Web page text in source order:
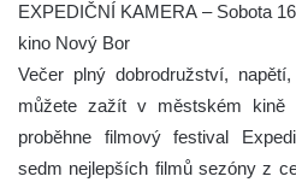
EXPEDIČNÍ KAMERA – Sobota
kino Nový Bor
Večer plný dobrodružství,
můžete zažít v městském
proběhne filmový festival
sedm nejlepších filmů sezóny z